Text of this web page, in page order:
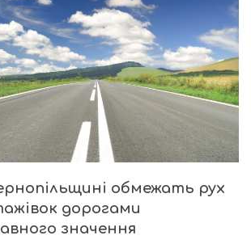
обмежать рух
дорогами
значення